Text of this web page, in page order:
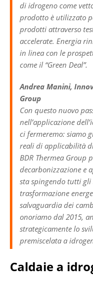
di idrogeno come
prodotto è utilizzato
prodotti attraverso
accelerate. Energia
in linea con le
come il “Green Deal”.
Andrea Manini,
Group
Con questo nuovo
nell’applicazione
ci fermeremo: siamo
reali di applicabilità
BDR Thermea Group
decarbonizzazione e
sta spingendo tutti
trasformazione
salvaguardia dei
onoriamo dal 2015,
strategicamente lo
premiscelata a
Caldaie a